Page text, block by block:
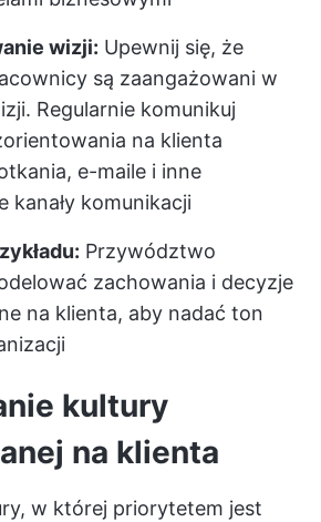
wizji: Upewnij się, że
są zaangażowani w
Regularnie komunikuj
na klienta
e-maile i inne
kanały komunikacji
Przywództwo
zachowania i decyzje
na klienta, aby nadać ton
kultury
na klienta
w której priorytetem jest